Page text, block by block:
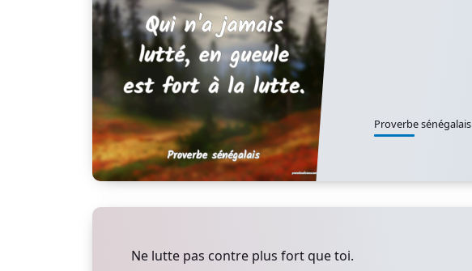
Proverbe sénégalais
Ne lutte pas contre plus fort que toi.